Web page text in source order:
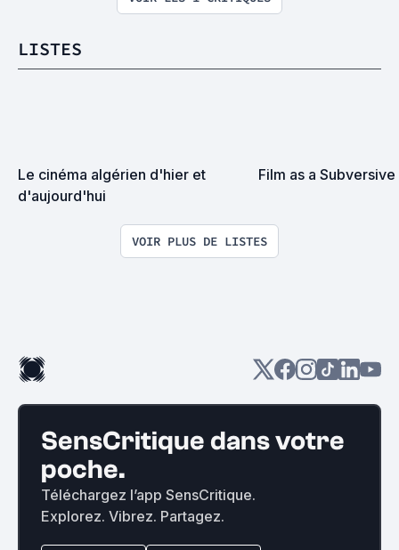
LISTES
Le cinéma algérien d'hier et
d'aujourd'hui
Film as a Subversive
VOIR PLUS DE LISTES
SensCritique dans votre
poche.
Téléchargez l’app SensCritique.
Explorez. Vibrez. Partagez.